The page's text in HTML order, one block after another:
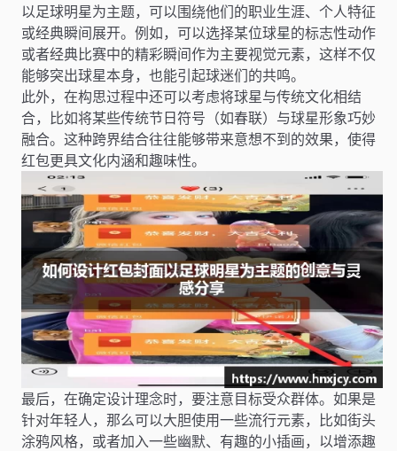
以足球明星为主题，可以围绕他们的职业生涯、个人特征
或经典瞬间展开。例如，可以选择某位球星的标志性动作
或者经典比赛中的精彩瞬间作为主要视觉元素，这样不仅
能够突出球星本身，也能引起球迷们的共鸣。
此外，在构思过程中还可以考虑将球星与传统文化相结
合，比如将某些传统节日符号（如春联）与球星形象巧妙
融合。这种跨界结合往往能够带来意想不到的效果，使得
红包更具文化内涵和趣味性。
最后，在确定设计理念时，要注意目标受众群体。如果是
针对年轻人，那么可以大胆使用一些流行元素，比如街头
涂鸦风格，或者加入一些幽默、有趣的小插画，以增添趣